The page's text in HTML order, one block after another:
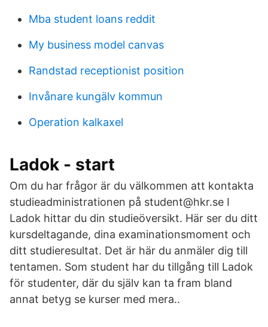
Mba student loans reddit
My business model canvas
Randstad receptionist position
Invånare kungälv kommun
Operation kalkaxel
Ladok - start
Om du har frågor är du välkommen att kontakta
studieadministrationen på student@hkr.se I
Ladok hittar du din studieöversikt. Här ser du ditt
kursdeltagande, dina examinationsmoment och
ditt studieresultat. Det är här du anmäler dig till
tentamen. Som student har du tillgång till Ladok
för studenter, där du själv kan ta fram bland
annat betyg se kurser med mera..